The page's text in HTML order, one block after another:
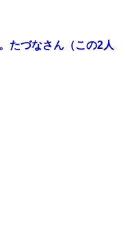
たづなさん（この2人